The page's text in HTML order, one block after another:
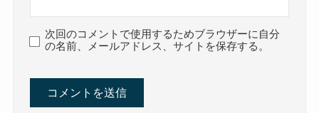
次回のコメントで使用するためブラウザーに自分
の名前、メールアドレス、サイトを保存する。